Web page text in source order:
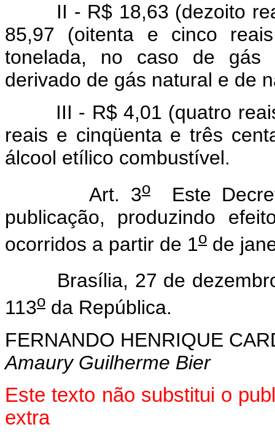
II - R$ 18,63 (dezoito
85,97 (oitenta e cinco
tonelada, no caso de gás
derivado de gás natural e de
III - R$ 4,01 (quatro reais
reais e cinqüenta e três
álcool etílico combustível.
Art. 3oEste
publicação, produzindo
ocorridos a partir de 1o de
Brasília, 27 de dezembro
113o da República.
FERNANDO HENRIQUE
Amaury Guilherme Bier
Este texto não substitui o
extra